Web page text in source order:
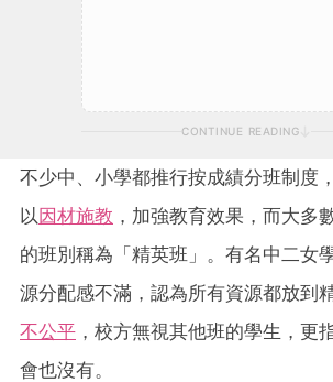
CONTINUE READING
不少中、小學都推行按成績分班制度
以因材施教 ，加強教育效果，而大多
的班別稱為「精英班」。有名中二女
源分配感不滿，認為所有資源都放到
不公平 ，校方無視其他班的學生，更
會也沒有。